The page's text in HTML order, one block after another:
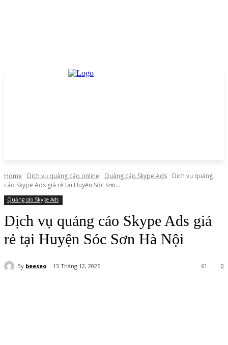
Home Dịch vụ quảng cáo online Quảng cáo Skype Ads
Dịch vụ quảng
cáo Skype Ads giá rẻ tại Huyện Sóc Sơn...
Quảng cáo Skype Ads
Dịch vụ quảng cáo Skype Ads giá
rẻ tại Huyện Sóc Sơn Hà Nội
By beeseo 13 Tháng 12, 2025 0
61